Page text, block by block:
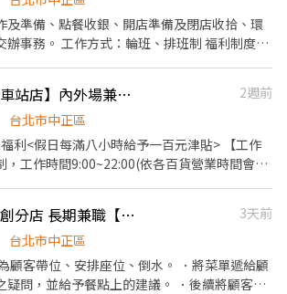
並提供有關用餐的服務 4. 收銀服務 5. 工作區域
養 🥦🥩《內場廚務》 1. 洗剝削切各種食材，烹
⭕️歡迎對餐飲服務有高度的熱忱，態度
，配合各大專院校學期、學年實習業務，可
時薪資額外再加10元。 ✅每月工時達成獎勵，
發放500元或達150小時以上者發放1,000元。
四小時、每周最少須提供16-20小時排班。兩周
。 ✅假日能排班的兼職人員
及準備、點餐收銀、開店準備及閉店收拾、環
排班制 福利制度：
研製，以純水、國產黃豆與天然鹽滷，匯集一
Facebook：
MATA.TofuPudding Instagram：
mata_tofu_pudding/ 招募喜歡豆
【杏子豬排-台北車站店】內外場兼職人員#時薪$205~$270#加碼假日津貼
2週前
台北市中正區
<假日每滿八小時給予一百元津貼> 【工作
，工作時間9:00~22:00(依各百貨營業時間會有
3、分切流程作業 4、食材分裝分包 *外場*
務 2、顧客接待及座位安排 3、回覆顧客點餐
供顧客桌邊服務 5、內場廚房支援備料 6、整
養
莫凡彼咖啡館-三創分店 長期兼職【時薪206~216】
3天前
台北市中正區
顧客帶位、安排座位、倒水。 ．將菜單遞給顧
疑問，並給予餐點上的建議。 ．後續將顧客點